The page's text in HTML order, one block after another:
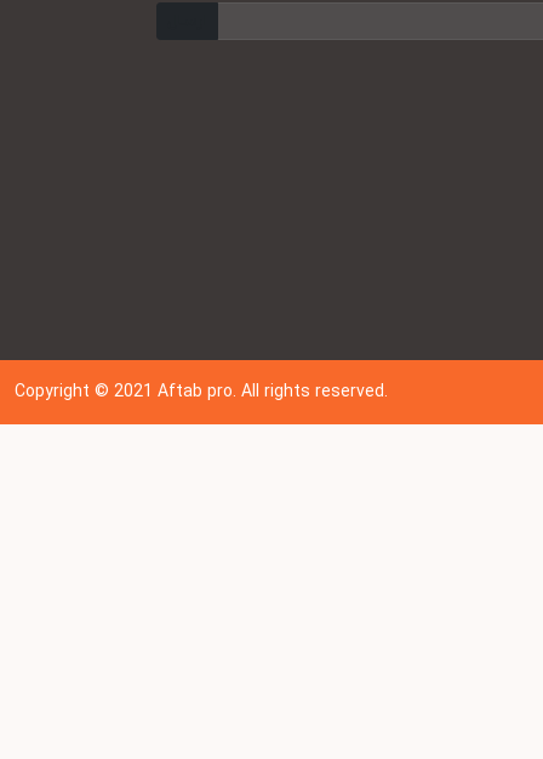
Copyright © 202 1Aftab pro. All rights reserved.